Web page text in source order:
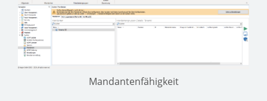
Mandantenfähigkeit